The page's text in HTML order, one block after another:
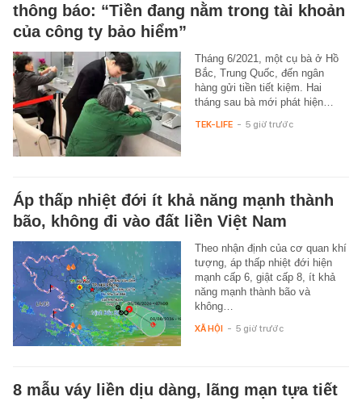
thông báo: “Tiền đang nằm trong tài khoản
của công ty bảo hiểm”
Tháng 6/2021, một cụ bà ở Hồ
Bắc, Trung Quốc, đến ngân
hàng gửi tiền tiết kiệm. Hai
tháng sau bà mới phát hiện…
TEK-LIFE - 5 giờ trước
Áp thấp nhiệt đới ít khả năng mạnh thành
bão, không đi vào đất liền Việt Nam
Theo nhận định của cơ quan khí
tượng, áp thấp nhiệt đới hiện
mạnh cấp 6, giật cấp 8, ít khả
năng mạnh thành bão và
không…
XÃ HỘI - 5 giờ trước
8 mẫu váy liền dịu dàng, lãng mạn tựa tiết